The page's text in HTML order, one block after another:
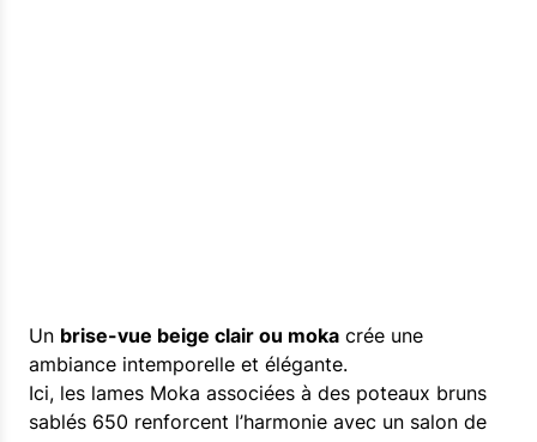
Un brise-vue beige clair ou moka crée une
ambiance intemporelle et élégante.
Ici, les lames Moka associées à des poteaux bruns
sablés 650 renforcent l’harmonie avec un salon de